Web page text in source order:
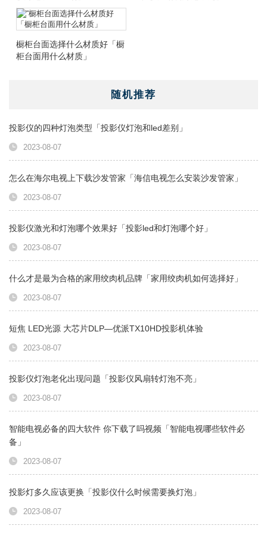
橱柜台面选择什么材质好「橱
柜台面用什么材质」
随机推荐
投影仪的四种灯泡类型「投影仪灯泡和led差别」
2023-08-07
怎么在海尔电视上下载沙发管家「海信电视怎么安装沙发管家」
2023-08-07
投影仪激光和灯泡哪个效果好「投影led和灯泡哪个好」
2023-08-07
什么才是最为合格的家用绞肉机品牌「家用绞肉机如何选择好」
2023-08-07
短焦 LED光源 大芯片DLP—优派TX10HD投影机体验
2023-08-07
投影仪灯泡老化出现问题「投影仪风扇转灯泡不亮」
2023-08-07
智能电视必备的四大软件 你下载了吗视频「智能电视哪些软件必
备」
2023-08-07
投影灯多久应该更换「投影仪什么时候需要换灯泡」
2023-08-07